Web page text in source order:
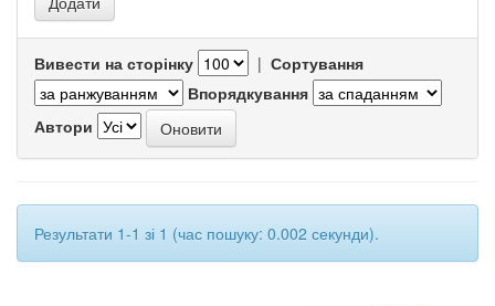
Вивести на сторінку | Сортування
Впорядкування
Автори
Результати 1-1 зі 1 (час пошуку: 0.002 секунди).